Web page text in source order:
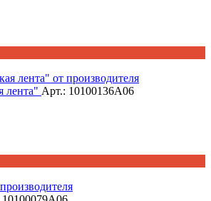
лента" Арт.: 10100136А06